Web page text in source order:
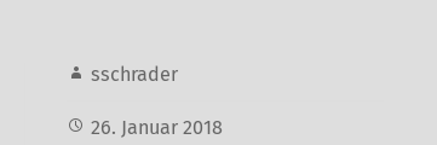
sschrader
26. Januar 2018